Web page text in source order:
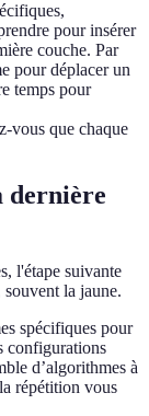
pour insérer
couche. Par
pour déplacer un
temps pour
vous que chaque
dernière
l'étape suivante
la jaune.
spécifiques pour
configurations
d’algorithmes à
répétition vous